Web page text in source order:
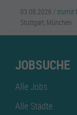
03.08.2026 / trurnit
Stuttgart, München
JOBSUCHE
Alle Jobs
Alle Städte